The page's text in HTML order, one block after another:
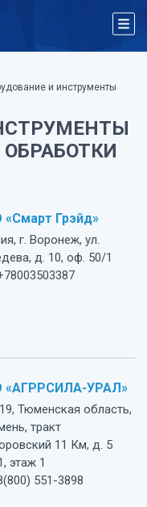
и инструменты
Грэйд»
г. Воронеж, ул.
д. 10, оф. 50/1
«АГРРСИЛА-УРАЛ»
Тюменская область,
тракт
11 Км, д. 5
этаж 1
551-3898